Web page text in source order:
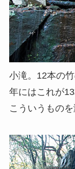
小滝。12本の
年にはこれが
こういうもの